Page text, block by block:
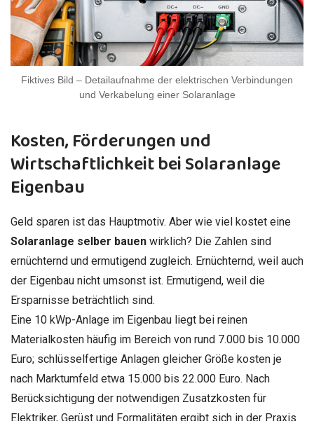
Fiktives Bild – Detailaufnahme der elektrischen Verbindungen
und Verkabelung einer Solaranlage
Kosten, Förderungen und
Wirtschaftlichkeit bei Solaranlage
Eigenbau
Geld sparen ist das Hauptmotiv. Aber wie viel kostet eine
Solaranlage selber bauen wirklich? Die Zahlen sind
ernüchternd und ermutigend zugleich. Ernüchternd, weil auch
der Eigenbau nicht umsonst ist. Ermutigend, weil die
Ersparnisse beträchtlich sind.
Eine 10 kWp-Anlage im Eigenbau liegt bei reinen
Materialkosten häufig im Bereich von rund 7.000 bis 10.000
Euro; schlüsselfertige Anlagen gleicher Größe kosten je
nach Marktumfeld etwa 15.000 bis 22.000 Euro. Nach
Berücksichtigung der notwendigen Zusatzkosten für
Elektriker, Gerüst und Formalitäten ergibt sich in der Praxis